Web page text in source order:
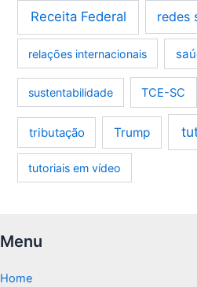
Receita Federal redes
relações internacionais
sustentabilidade TCE-SC
tributação Trump
tutoriais em vídeo
Menu
Home